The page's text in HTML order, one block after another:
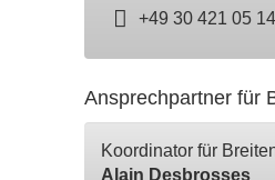
+49 30 421 05
Ansprechpartner für
Koordinator für
Alain Desbrosses